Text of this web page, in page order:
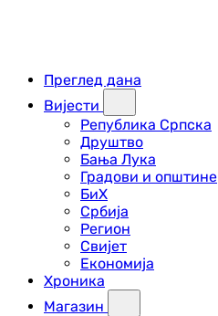
Преглед дана
Вијести
Република Српска
Друштво
Бања Лука
Градови и општине
БиХ
Србија
Регион
Свијет
Економија
Хроника
Магазин